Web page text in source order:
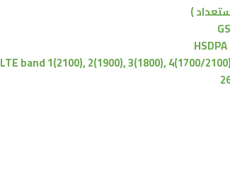
LTE band 1(2100), 2(1900), 3(1800), 4(1700/